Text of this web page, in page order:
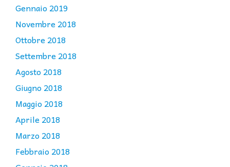
Gennaio 2019
Novembre 2018
Ottobre 2018
Settembre 2018
Agosto 2018
Giugno 2018
Maggio 2018
Aprile 2018
Marzo 2018
Febbraio 2018